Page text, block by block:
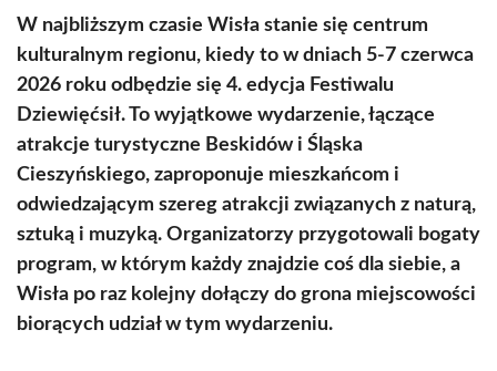
W najbliższym czasie Wisła stanie się centrum
kulturalnym regionu, kiedy to w dniach 5-7 czerwca
2026 roku odbędzie się 4. edycja Festiwalu
Dziewięćsił. To wyjątkowe wydarzenie, łączące
atrakcje turystyczne Beskidów i Śląska
Cieszyńskiego, zaproponuje mieszkańcom i
odwiedzającym szereg atrakcji związanych z naturą,
sztuką i muzyką. Organizatorzy przygotowali bogaty
program, w którym każdy znajdzie coś dla siebie, a
Wisła po raz kolejny dołączy do grona miejscowości
biorących udział w tym wydarzeniu.